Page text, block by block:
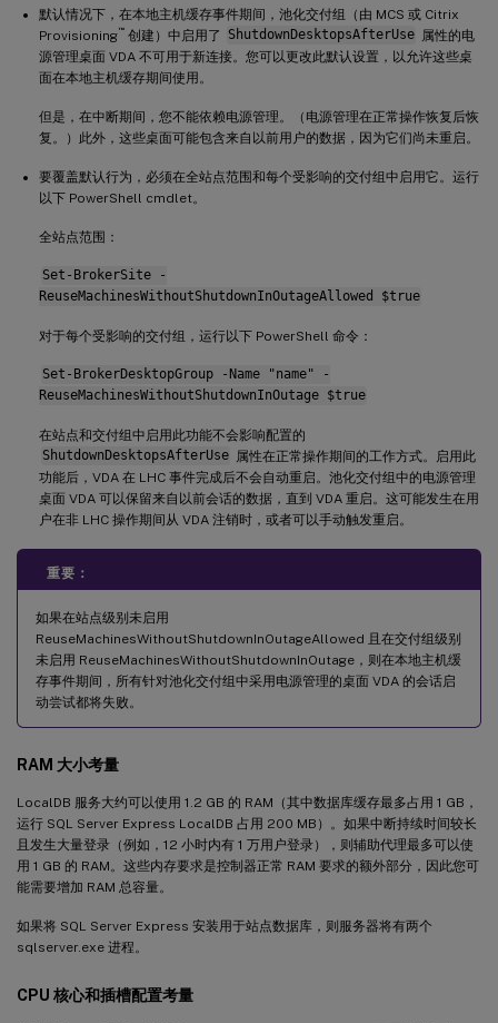
默认情况下，在本地主机缓存事件期间，池化交付组（由 MCS 或 Citrix
Provisioning™ 创建）中启用了 ShutdownDesktopsAfterUse 属性的电
源管理桌面 VDA 不可用于新连接。您可以更改此默认设置，以允许这些桌
面在本地主机缓存期间使用。
但是，在中断期间，您不能依赖电源管理。（电源管理在正常操作恢复后恢
复。）此外，这些桌面可能包含来自以前用户的数据，因为它们尚未重启。
要覆盖默认行为，必须在全站点范围和每个受影响的交付组中启用它。运行
以下 PowerShell cmdlet。
全站点范围：
Set-BrokerSite -
ReuseMachinesWithoutShutdownInOutageAllowed $true
对于每个受影响的交付组，运行以下 PowerShell 命令：
Set-BrokerDesktopGroup -Name "name" -
ReuseMachinesWithoutShutdownInOutage $true
在站点和交付组中启用此功能不会影响配置的
ShutdownDesktopsAfterUse 属性在正常操作期间的工作方式。启用此
功能后，VDA 在 LHC 事件完成后不会自动重启。池化交付组中的电源管理
桌面 VDA 可以保留来自以前会话的数据，直到 VDA 重启。这可能发生在用
户在非 LHC 操作期间从 VDA 注销时，或者可以手动触发重启。
重要：
如果在站点级别未启用
ReuseMachinesWithoutShutdownInOutageAllowed 且在交付组级别
未启用 ReuseMachinesWithoutShutdownInOutage，则在本地主机缓
存事件期间，所有针对池化交付组中采用电源管理的桌面 VDA 的会话启
动尝试都将失败。
RAM 大小考量
LocalDB 服务大约可以使用 1.2 GB 的 RAM（其中数据库缓存最多占用 1 GB，
运行 SQL Server Express LocalDB 占用 200 MB）。如果中断持续时间较长
且发生大量登录（例如，12 小时内有 1 万用户登录），则辅助代理最多可以使
用 1 GB 的 RAM。这些内存要求是控制器正常 RAM 要求的额外部分，因此您可
能需要增加 RAM 总容量。
如果将 SQL Server Express 安装用于站点数据库，则服务器将有两个
sqlserver.exe 进程。
CPU 核心和插槽配置考量